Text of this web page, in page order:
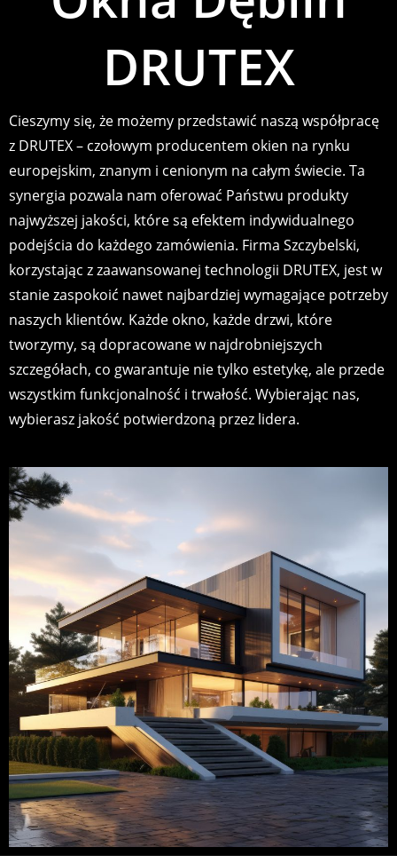
DRUTEX
Cieszymy się, że możemy przedstawić naszą współpracę
z DRUTEX – czołowym producentem okien na rynku
europejskim, znanym i cenionym na całym świecie. Ta
synergia pozwala nam oferować Państwu produkty
najwyższej jakości, które są efektem indywidualnego
podejścia do każdego zamówienia. Firma Szczybelski,
korzystając z zaawansowanej technologii DRUTEX, jest w
stanie zaspokoić nawet najbardziej wymagające potrzeby
naszych klientów. Każde okno, każde drzwi, które
tworzymy, są dopracowane w najdrobniejszych
szczegółach, co gwarantuje nie tylko estetykę, ale przede
wszystkim funkcjonalność i trwałość. Wybierając nas,
wybierasz jakość potwierdzoną przez lidera.